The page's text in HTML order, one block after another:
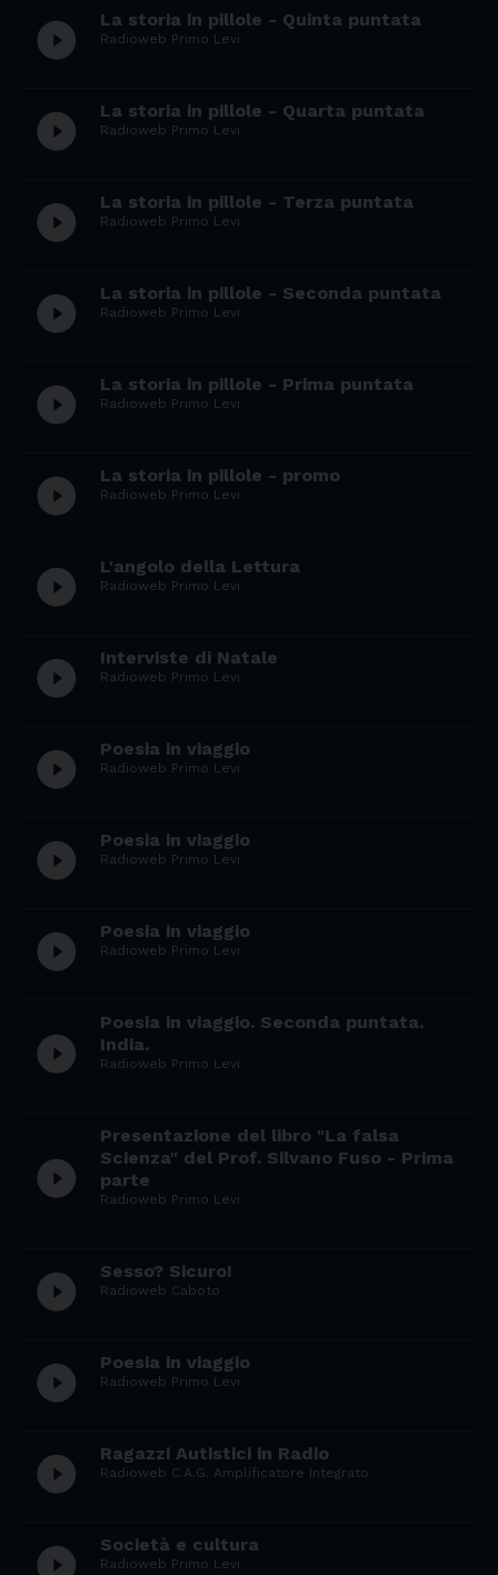
play_circle_filled La storia in pillole - Quinta puntata
Radioweb Primo Levi
play_circle_filled La storia in pillole - Quarta puntata
Radioweb Primo Levi
play_circle_filled La storia in pillole - Terza puntata
Radioweb Primo Levi
play_circle_filled La storia in pillole - Seconda puntata
Radioweb Primo Levi
play_circle_filled La storia in pillole - Prima puntata
Radioweb Primo Levi
play_circle_filled La storia in pillole - promo
Radioweb Primo Levi
play_circle_filled L'angolo della Lettura
Radioweb Primo Levi
play_circle_filled Interviste di Natale
Radioweb Primo Levi
play_circle_filled Poesia in viaggio
Radioweb Primo Levi
play_circle_filled Poesia in viaggio
Radioweb Primo Levi
play_circle_filled Poesia in viaggio
Radioweb Primo Levi
play_circle_filled
Poesia in viaggio. Seconda puntata.
India.
Radioweb Primo Levi
play_circle_filled
Presentazione del libro "La falsa
Scienza" del Prof. Silvano Fuso - Prima
parte
Radioweb Primo Levi
play_circle_filled Sesso? Sicuro!
Radioweb Caboto
play_circle_filled Poesia in viaggio
Radioweb Primo Levi
play_circle_filled Ragazzi Autistici in Radio
Radioweb C.A.G. Amplificatore Integrato
play_circle_filled Società e cultura
Radioweb Primo Levi